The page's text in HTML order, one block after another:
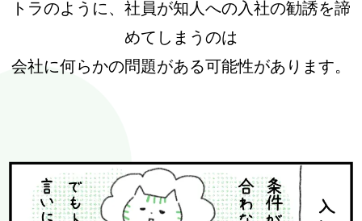
トラのように、社員が知人への入社の勧誘を諦
めてしまうのは
会社に何らかの問題がある可能性があります。